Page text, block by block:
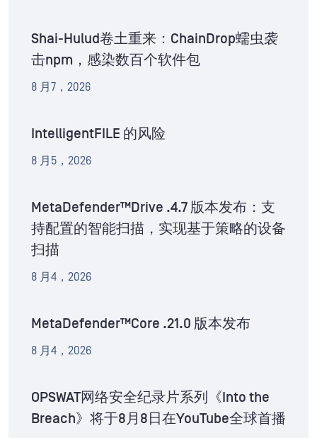
Shai-Hulud卷土重来：ChainDrop蠕虫袭
击npm，感染数百个软件包
8 月7，2026
IntelligentFILE 的风险
8 月5，2026
MetaDefender™Drive .4.7 版本发布：支
持配置的智能扫描，实现基于策略的设备
扫描
8 月4，2026
MetaDefender™Core .21.0 版本发布
8 月4，2026
OPSWAT网络安全纪录片系列《Into the
Breach》将于8月8日在YouTube全球首播